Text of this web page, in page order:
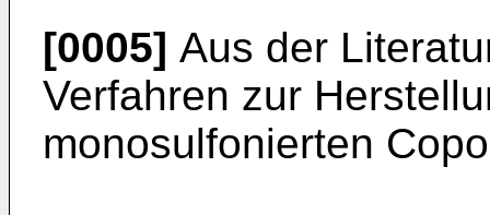
[0005] Aus der
Verfahren zur
monosulfonierten